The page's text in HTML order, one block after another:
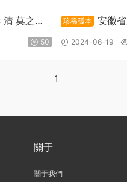
莫之翰
50
珍稀孤本
安徽
胡元發纂PDF
2024-06-19
1
關于
關于我們